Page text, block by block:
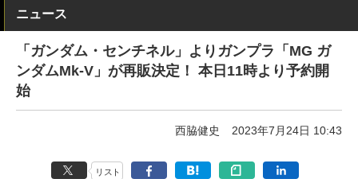
ニュース
「ガンダム・センチネル」よりガンプラ「MG ガ
ンダムMk-V」が再販決定！ 本日11時より予約開
始
西脇健史 2023年7月24日 10:43
リスト